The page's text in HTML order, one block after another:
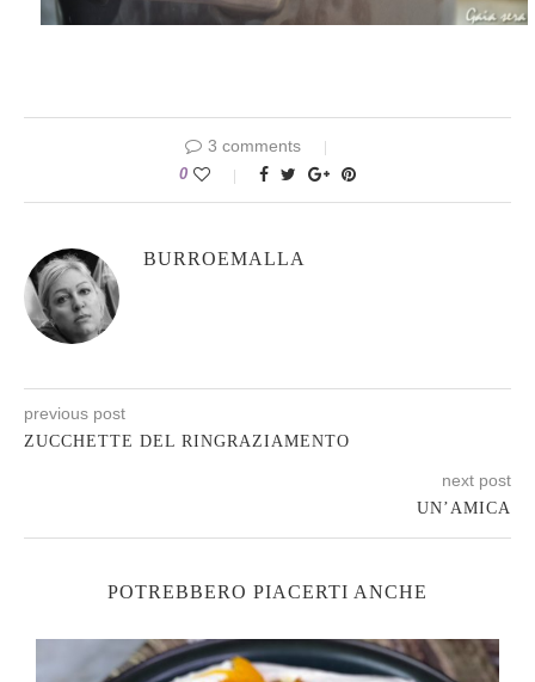
3 comments
0
BURROEMALLA
previous post
ZUCCHETTE DEL RINGRAZIAMENTO
next post
UN’AMICA
POTREBBERO PIACERTI ANCHE